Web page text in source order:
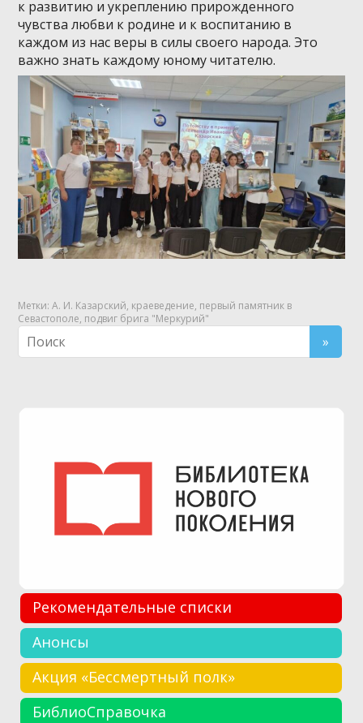
к развитию и укреплению прирожденного
чувства любви к родине и к воспитанию в
каждом из нас веры в силы своего народа. Это
важно знать каждому юному читателю.
Метки:А. И. Казарский, краеведение, первый памятник в
Севастополе, подвиг брига "Меркурий"
Рекомендательные списки
Анонсы
Акция «Бессмертный полк»
БиблиоСправочка